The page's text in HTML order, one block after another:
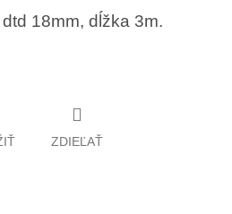
18mm, dĺžka 3m.
ZDIEĽAŤ